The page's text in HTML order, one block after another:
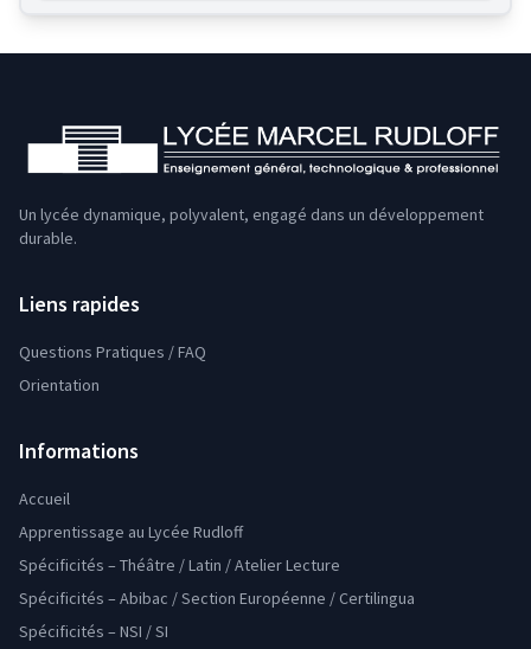
Un lycée dynamique, polyvalent, engagé dans un développement
durable.
Liens rapides
Questions Pratiques / FAQ
Orientation
Informations
Accueil
Apprentissage au Lycée Rudloff
Spécificités – Théâtre / Latin / Atelier Lecture
Spécificités – Abibac / Section Européenne / Certilingua
Spécificités – NSI / SI